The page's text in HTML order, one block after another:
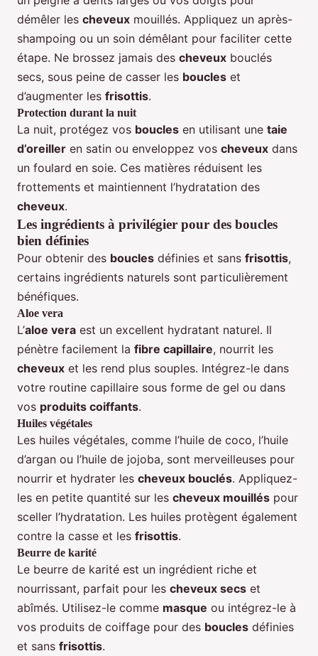
démêler les cheveux mouillés. Appliquez un après-
shampoing ou un soin démêlant pour faciliter cette
étape. Ne brossez jamais des cheveux bouclés
secs, sous peine de casser les boucles et
d’augmenter les frisottis.
Protection durant la nuit
La nuit, protégez vos boucles en utilisant une taie
d’oreiller en satin ou enveloppez vos cheveux dans
un foulard en soie. Ces matières réduisent les
frottements et maintiennent l’hydratation des
cheveux.
Les ingrédients à privilégier pour des boucles
bien définies
Pour obtenir des boucles définies et sans frisottis,
certains ingrédients naturels sont particulièrement
bénéfiques.
Aloe vera
L’aloe vera est un excellent hydratant naturel. Il
pénètre facilement la fibre capillaire, nourrit les
cheveux et les rend plus souples. Intégrez-le dans
votre routine capillaire sous forme de gel ou dans
vos produits coiffants.
Huiles végétales
Les huiles végétales, comme l’huile de coco, l’huile
d’argan ou l’huile de jojoba, sont merveilleuses pour
nourrir et hydrater les cheveux bouclés. Appliquez-
les en petite quantité sur les cheveux mouillés pour
sceller l’hydratation. Les huiles protègent également
contre la casse et les frisottis.
Beurre de karité
Le beurre de karité est un ingrédient riche et
nourrissant, parfait pour les cheveux secs et
abîmés. Utilisez-le comme masque ou intégrez-le à
vos produits de coiffage pour des boucles définies
et sans frisottis.